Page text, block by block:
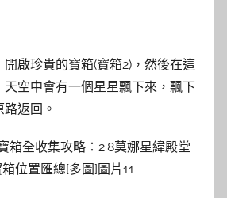
啟珍貴的寶箱(寶箱2)，然後在這
天空中會有一個星星飄下來，飄下
返回。